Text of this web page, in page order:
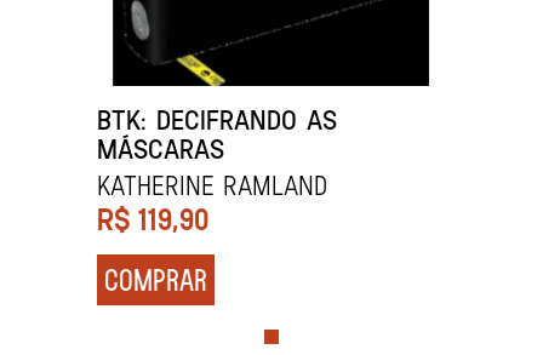
BTK: DECIFRANDO AS
MÁSCARAS
Katherine Ramland
R$ 119,90
COMPRAR